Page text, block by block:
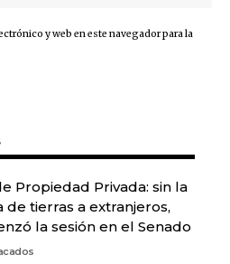
y web en este navegador para la
Propiedad Privada: sin la
de tierras a extranjeros,
la sesión en el Senado